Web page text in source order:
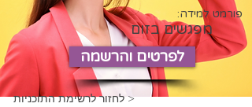
פורמט למידה:
מפגשים בזום
לפרטים והרשמה
לחזור לרשימת התוכניות >